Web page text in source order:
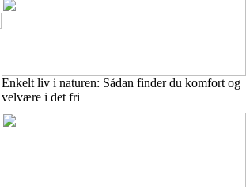
Enkelt liv i naturen: Sådan finder du komfort og
velvære i det fri